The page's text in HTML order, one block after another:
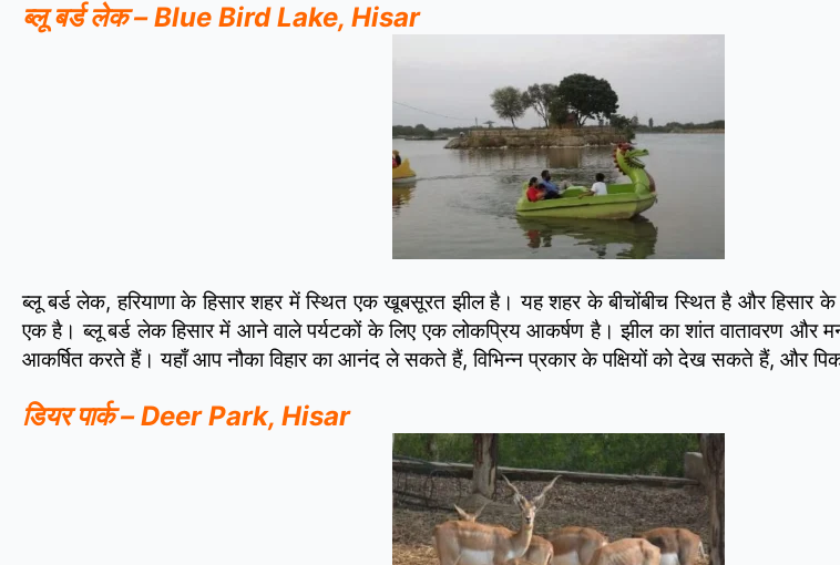
ब्लू बर्ड लेक – Blue Bird Lake, Hisar
ब्लू बर्ड लेक, हरियाणा के हिसार शहर में स्थित एक खूबसूरत झील है। यह शहर के बीचोंबीच स्थित है और हिसार
एक है। ब्लू बर्ड लेक हिसार में आने वाले पर्यटकों के लिए एक लोकप्रिय आकर्षण है। झील का शांत वातावरण और
आकर्षित करते हैं। यहाँ आप नौका विहार का आनंद ले सकते हैं, विभिन्न प्रकार के पक्षियों को देख सकते हैं, और
डियर पार्क – Deer Park, Hisar